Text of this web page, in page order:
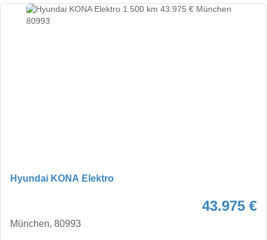
Hyundai KONA Elektro
43.975 €
München, 80993